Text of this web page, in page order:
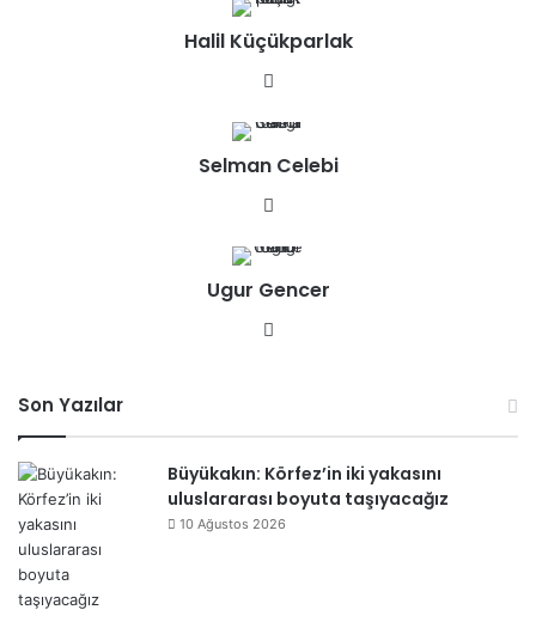
sit
esi
Halil Küçükparlak
sit
esi
Selman Celebi
sit
esi
Ugur Gencer
Son Yazılar
Büyükakın: Körfez’in iki yakasını
uluslararası boyuta taşıyacağız
10 Ağustos 2026